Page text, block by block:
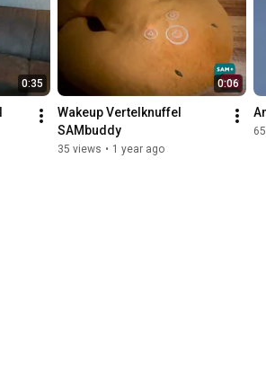
0:35 0:06
Wakeup Vertelknuffel
SAMbuddy
35 views • 1 year ago